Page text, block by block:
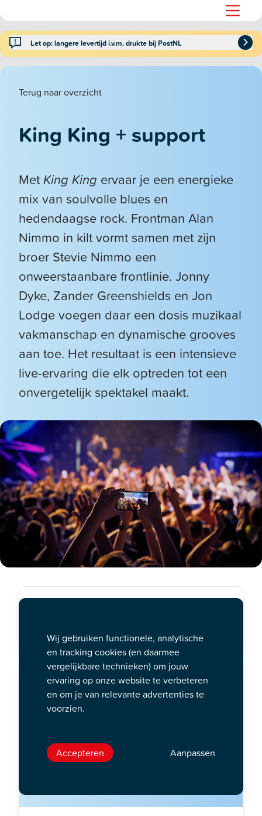
Let op: langere levertijd i.v.m. drukte bij PostNL
Terug naar overzicht
King King + support
MetKing King ervaar je een energieke
mix van soulvolle blues en
hedendaagse rock. Frontman Alan
Nimmo in kilt vormt samen met zijn
broer Stevie Nimmo een
onweerstaanbare frontlinie. Jonny
Dyke, Zander Greenshields en Jon
Lodge voegen daar een dosis muzikaal
vakmanschap en dynamische grooves
aan toe. Het resultaat is een intensieve
live-ervaring die elk optreden tot een
onvergetelijk spektakel maakt.
vr. 02 okt. 20:00 uur
Wij gebruiken functionele, analytische
en tracking cookies (en daarmee
vergelijkbare technieken) om jouw
ervaring op onze website te verbeteren
en om je van relevante advertenties te
voorzien.
Accepteren Aanpassen